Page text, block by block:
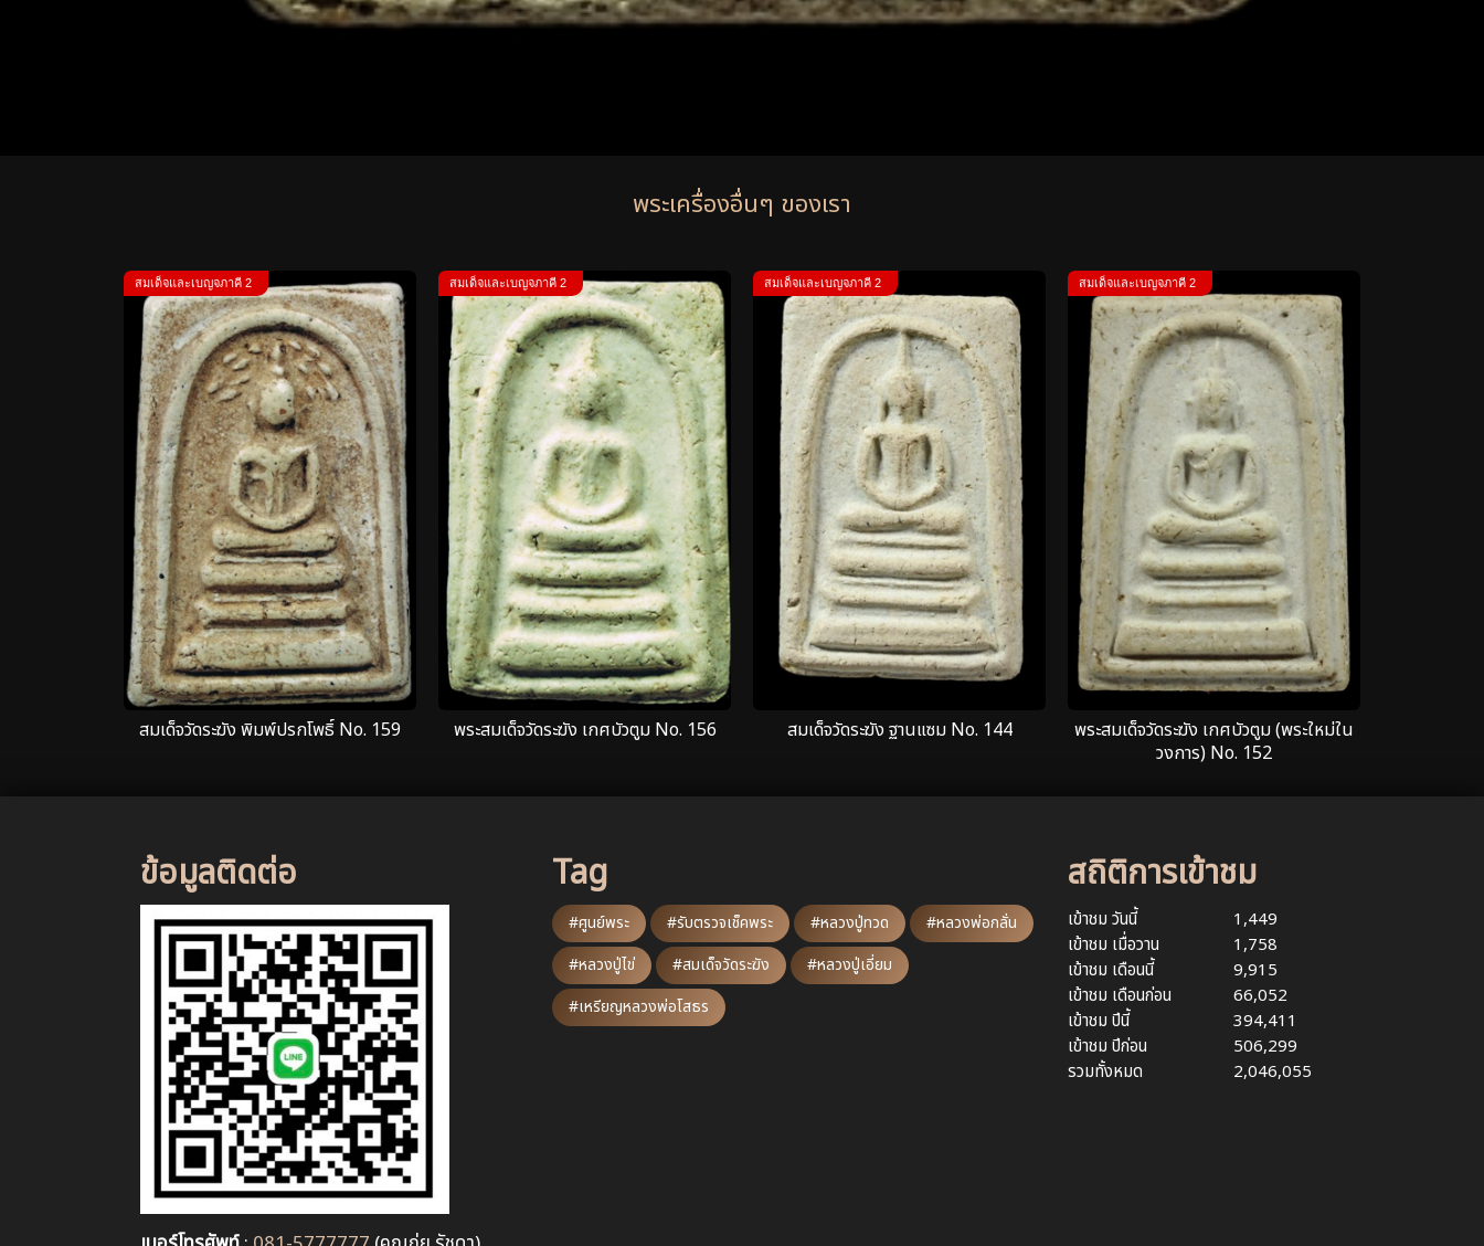
พระเครื่องอื่นๆ ของเรา
สมเด็จและเบญจภาคี 2
สมเด็จวัดระฆัง พิมพ์ปรกโพธิ์ No. 159
สมเด็จและเบญจภาคี 2
พระสมเด็จวัดระฆัง เกศบัวตูม No. 156
สมเด็จและเบญจภาคี 2
สมเด็จวัดระฆัง ฐานแซม No. 144
สมเด็จและเบญจภาคี 2
พระสมเด็จวัดระฆัง เกศบัวตูม (พระใหม่ใน
วงการ) No. 152
ข้อมูลติดต่อ Tag
#ศูนย์พระ #รับตรวจเช็คพระ #หลวงปู่ทวด
#หลวงพ่อกลั่น
#หลวงปู่ไข่
#สมเด็จวัดระฆัง
#หลวงปู่เอี่ยม
#เหรียญหลวงพ่อโสธร
สถิติการเข้าชม
เข้าชม วันนี้
1,449
เข้าชม เมื่อวาน
1,758
เข้าชม เดือนนี้
9,915
เข้าชม เดือนก่อน
66,052
เข้าชม ปีนี้
394,411
เข้าชม ปีก่อน
506,299
รวมทั้งหมด
2,046,055